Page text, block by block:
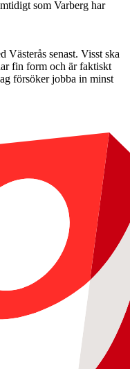
som Varberg har
Västerås senast. Visst ska
fin form och är faktiskt
försöker jobba in minst